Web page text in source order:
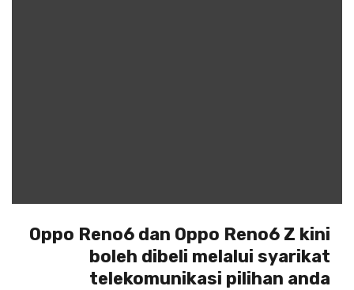
Oppo Reno6 dan Oppo Reno6 Z kini
boleh dibeli melalui syarikat
telekomunikasi pilihan anda